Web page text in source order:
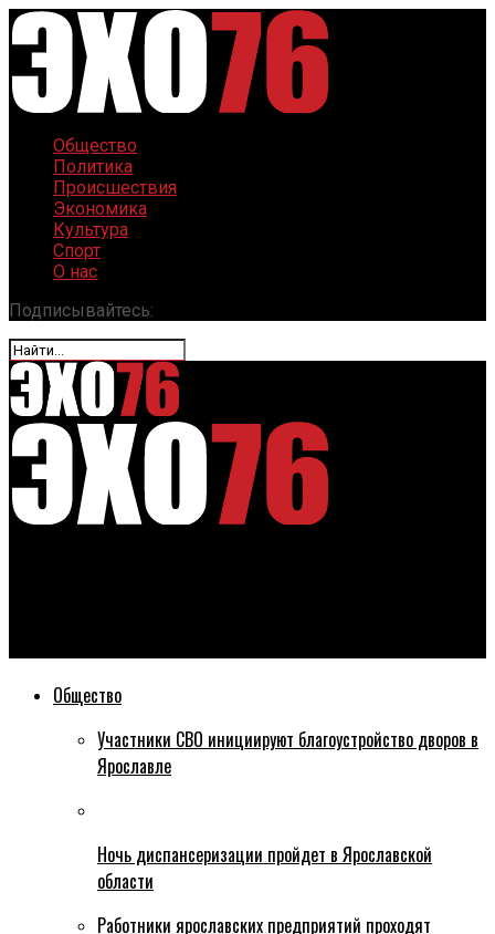
Общество
Политика
Происшествия
Экономика
Культура
Спорт
О нас
Подписывайтесь:
Общество
Участники СВО инициируют благоустройство дворов в
Ярославле
Ночь диспансеризации пройдет в Ярославской
области
Работники ярославских предприятий проходят